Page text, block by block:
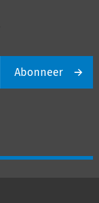
Abonneer